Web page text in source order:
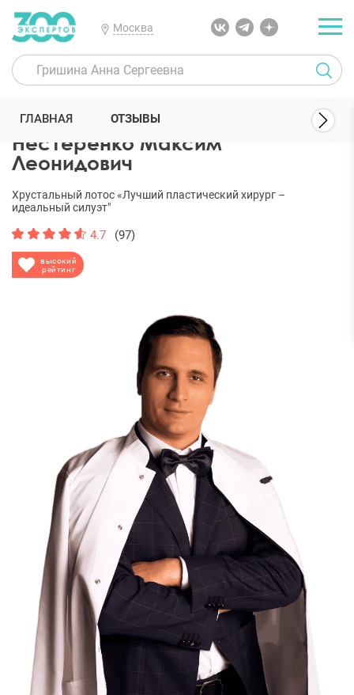
Москва
300 Экспертов Пластические хирурги Нестеренко Максим
Нестеренко Максим
Леонидович
высокий
рейтинг
Хрустальный лотос «Лучший пластический хирург –
идеальный силуэт"
4.7 (97)
ГЛАВНАЯ ОТЗЫВЫ